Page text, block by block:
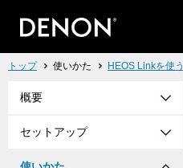
トップ 使いかた HEOS Linkを使う
概要
セットアップ